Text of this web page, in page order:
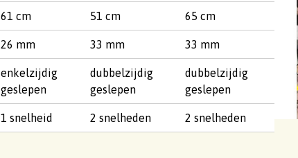
61 cm 51 cm 65 cm
26 mm 33 mm 33 mm
enkelzijdig
geslepen
dubbelzijdig
geslepen
dubbelzijdig
geslepen
1 snelheid 2 snelheden 2 snelheden